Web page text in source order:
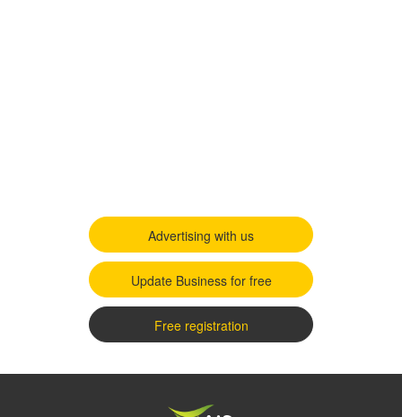
Advertising with us
Update Business for free
Free registration